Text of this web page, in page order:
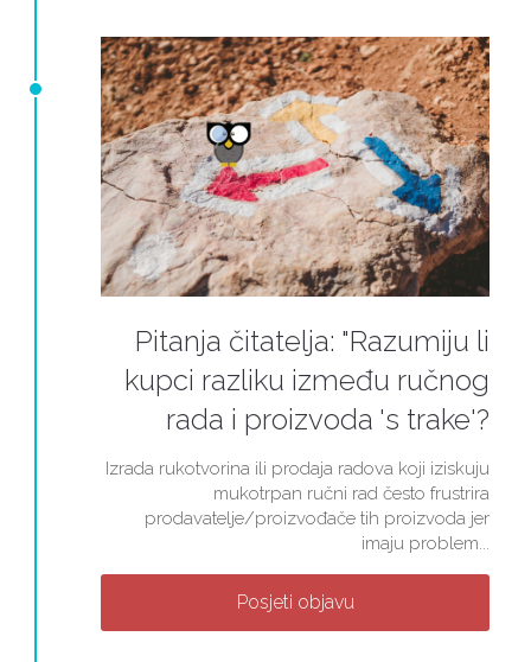
Pitanja čitatelja: "Razumiju li
kupci razliku između ručnog
rada i proizvoda 's trake'?
Izrada rukotvorina ili prodaja radova koji iziskuju
mukotrpan ručni rad često frustrira
prodavatelje/proizvođače tih proizvoda jer
imaju problem...
Posjeti objavu